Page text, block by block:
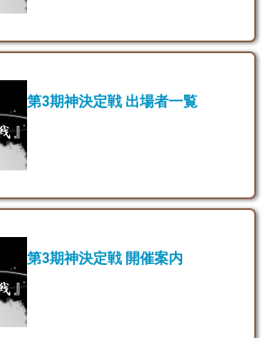
第3期神決定戦 出場者一覧
第3期神決定戦 開催案内